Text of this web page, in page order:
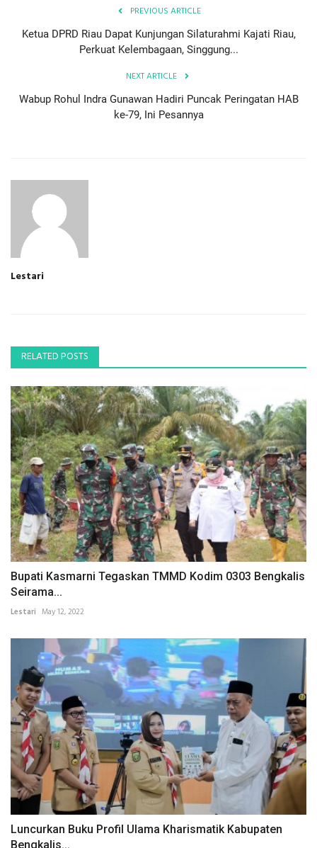
PREVIOUS ARTICLE
Ketua DPRD Riau Dapat Kunjungan Silaturahmi Kajati Riau,
Perkuat Kelembagaan, Singgung...
NEXT ARTICLE
Wabup Rohul Indra Gunawan Hadiri Puncak Peringatan HAB
ke-79, Ini Pesannya
Lestari
RELATED POSTS
Bupati Kasmarni Tegaskan TMMD Kodim 0303 Bengkalis
Seirama...
Lestari May 12, 2022
Luncurkan Buku Profil Ulama Kharismatik Kabupaten
Bengkalis...